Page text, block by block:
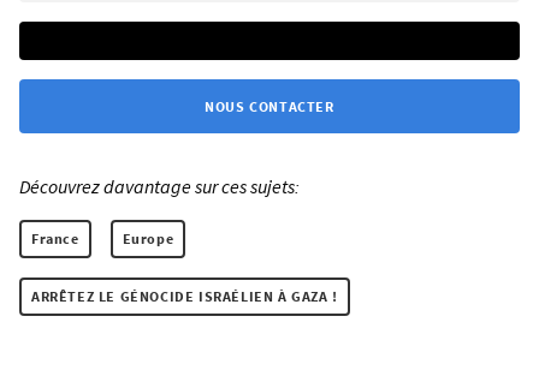
NOUS CONTACTER
Découvrez davantage sur ces sujets:
France Europe
ARRÊTEZ LE GÉNOCIDE ISRAÉLIEN À GAZA !